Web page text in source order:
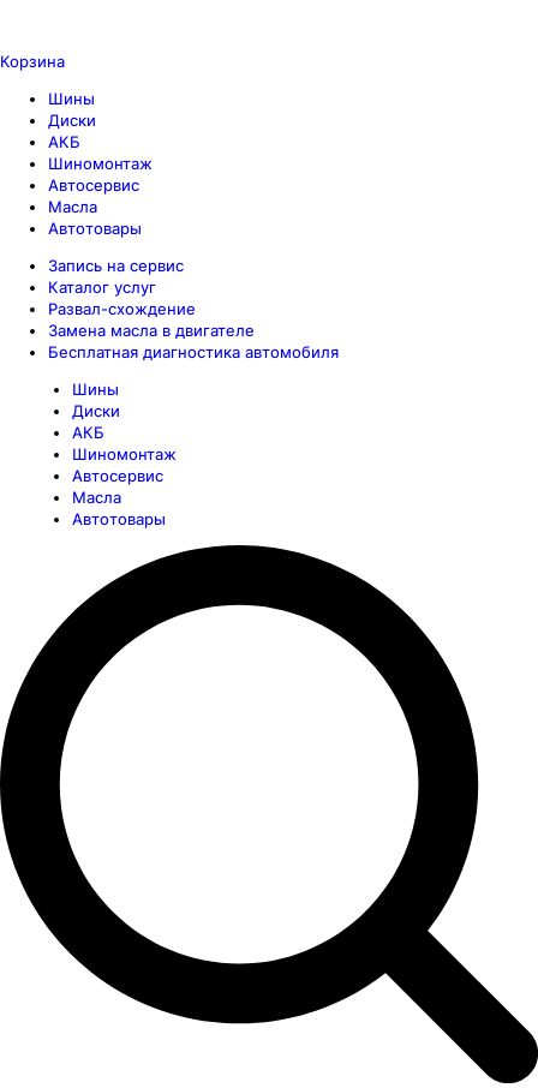
Корзина
Шины
Диски
АКБ
Шиномонтаж
Автосервис
Масла
Автотовары
Запись на сервис
Каталог услуг
Развал-схождение
Замена масла в двигателе
Бесплатная диагностика автомобиля
Шины
Диски
АКБ
Шиномонтаж
Автосервис
Масла
Автотовары